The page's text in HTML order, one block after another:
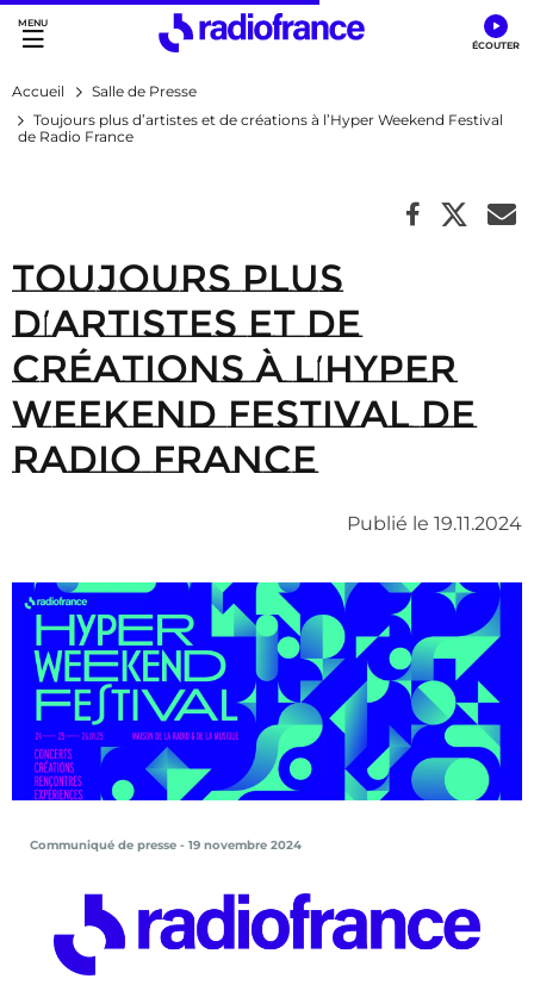
Accès direct :
Menu principal
Contenu
Accueil
Salle de Presse
Toujours plus d’artistes et de créations à l’Hyper Weekend Festival
de Radio France
Toujours plus
d’artistes et de
créations à l’Hyper
Weekend Festival de
Radio France
Publié le 19.11.2024
Communiqué de presse - 19 novembre 2024